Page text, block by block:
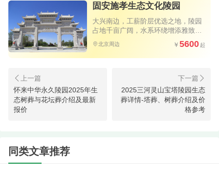
元。这种花坛葬以简约实用为主，整体设计为一个
长方体装置，内部种植有各类鲜花，既美观又经
济，适合预算有限的家庭选择。
仁堂苑花坛葬（豪华型）：参考售价为9990
元。这种花坛葬设计更为精致，墓型打开如书的样
子，内部种植有各种类型的花朵，寓意着生命的绽
放与延续，为逝者提供了一个更加尊贵和雅致的安
树葬是一种将骨灰安葬在指定地点的树下，以
固安施孝生态文化陵园
大兴南边，工薪阶层优选之地，陵园
占地千亩广阔，水系环绕增添雅致，
北京周边 5600
怀来中华永久陵园2025年生
态树葬与花坛葬介绍及最新
报价
2025三河灵山宝塔陵园生态
葬详情-塔葬、树葬介绍及价
格参考
同类文章推荐